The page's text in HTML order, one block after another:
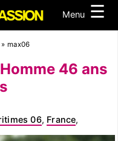
Menu ☰
» max06
46 ans
06, France,